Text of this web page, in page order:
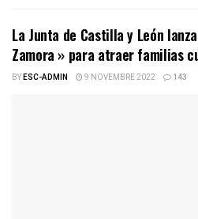
La Junta de Castilla y León
Zamora » para atraer familias
BYESC-ADMIN 9 NOVEMBRE 2022 143